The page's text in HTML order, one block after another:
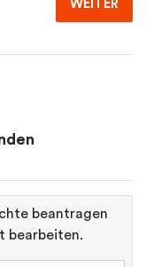
WEITER
beantragen
bearbeiten.